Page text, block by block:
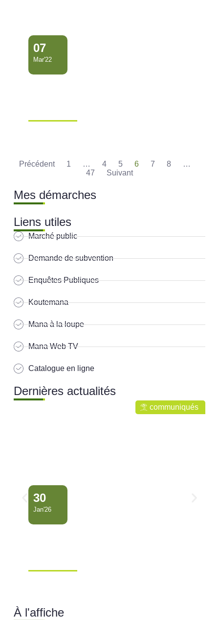
07
Mar'22
Précédent 1 … 4 5 6 7 8
…
47
Suivant
Mes démarches
Liens utiles
Marché public
Demande de subvention
Enquêtes Publiques
Koutemana
Mana à la loupe
Mana Web TV
Catalogue en ligne
Dernières actualités
communiqués
30
Jan'26
À l'affiche